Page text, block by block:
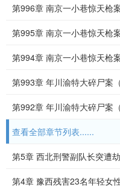
第996章 南京一小巷惊天枪案
第995章 南京一小巷惊天枪案
第994章 南京一小巷惊天枪案
第993章 年川渝特大碎尸案（
第992章 年川渝特大碎尸案（
查看全部章节列表......
第5章 西北刑警副队长突遭
第4章 豫西残害23名年轻女